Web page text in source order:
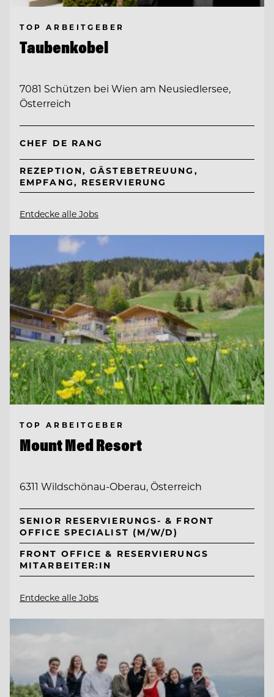
TOP ARBEITGEBER
Taubenkobel
7081 Schützen bei Wien am Neusiedlersee,
Österreich
CHEF DE RANG
REZEPTION, GÄSTEBETREUUNG,
EMPFANG, RESERVIERUNG
Entdecke alle Jobs
TOP ARBEITGEBER
Mount Med Resort
6311 Wildschönau-Oberau, Österreich
SENIOR RESERVIERUNGS- & FRONT
OFFICE SPECIALIST (M/W/D)
FRONT OFFICE & RESERVIERUNGS
MITARBEITER:IN
Entdecke alle Jobs